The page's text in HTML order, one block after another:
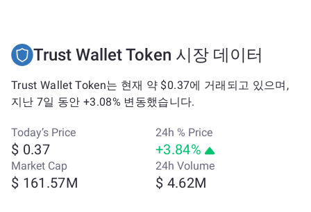
Trust Wallet Token 시장 데이터
Trust Wallet Token는 현재 약 $0.37에 거래되고 있으며,
지난 7일 동안 +3.08% 변동했습니다.
Today’s Price
$ 0.37
24h % Price
+3.84%
Market Cap
$ 161.57M
24h Volume
$ 4.62M